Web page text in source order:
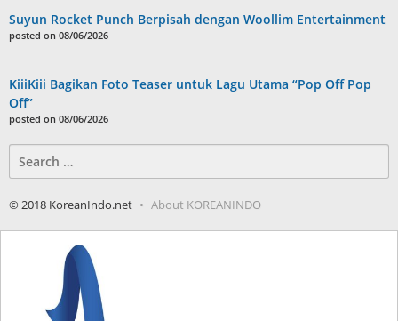
Suyun Rocket Punch Berpisah dengan Woollim Entertainment
posted on 08/06/2026
KiiiKiii Bagikan Foto Teaser untuk Lagu Utama “Pop Off Pop
Off”
posted on 08/06/2026
for:
© 2018 KoreanIndo.net About KOREANINDO